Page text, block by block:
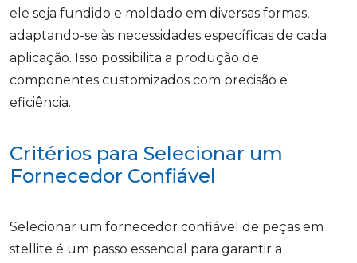
ele seja fundido e moldado em diversas formas,
adaptando-se às necessidades específicas de cada
aplicação. Isso possibilita a produção de
componentes customizados com precisão e
eficiência.
Critérios para Selecionar um
Fornecedor Confiável
Selecionar um fornecedor confiável de peças em
stellite é um passo essencial para garantir a